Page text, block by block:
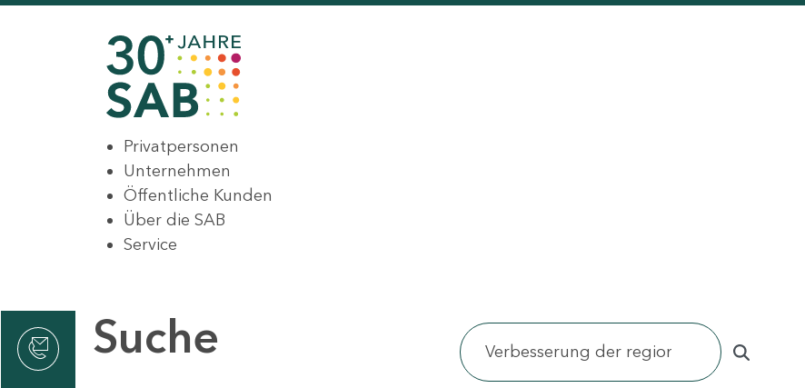
Privatpersonen
Unternehmen
Öffentliche Kunden
Über die SAB
Service
Suche